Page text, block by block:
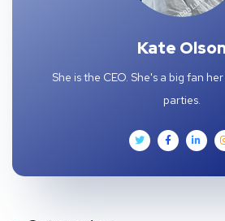
Kate
She is the CEO. She's a big fan
parties.